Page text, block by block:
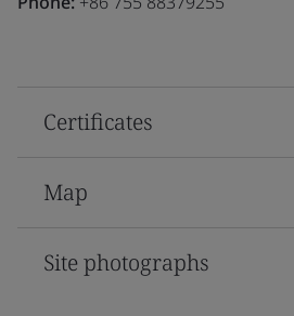
Certificates
Map
Site photographs